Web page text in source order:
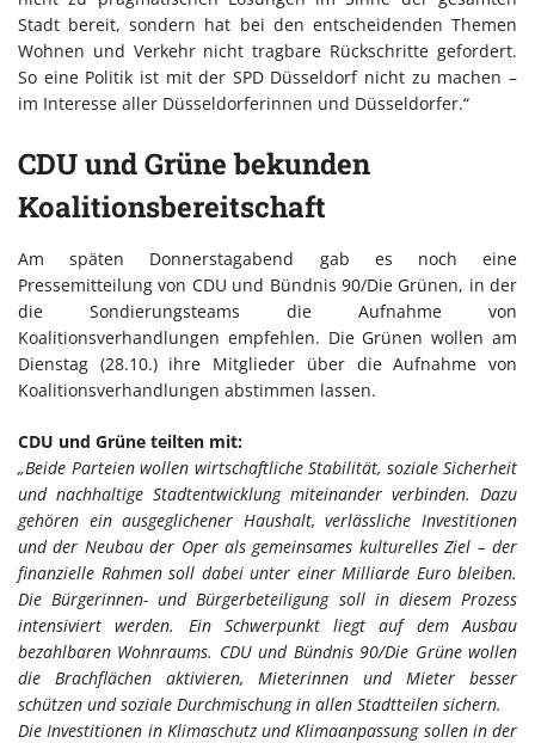
Stadt bereit, sondern hat bei den entscheidenden Themen
Wohnen und Verkehr nicht tragbare Rückschritte gefordert.
So eine Politik ist mit der SPD Düsseldorf nicht zu machen –
im Interesse aller Düsseldorferinnen und Düsseldorfer.“
CDU und Grüne bekunden
Koalitionsbereitschaft
Am späten Donnerstagabend gab es noch eine
Pressemitteilung von CDU und Bündnis 90/Die Grünen, in der
die Sondierungsteams die Aufnahme von
Koalitionsverhandlungen empfehlen. Die Grünen wollen am
Dienstag (28.10.) ihre Mitglieder über die Aufnahme von
Koalitionsverhandlungen abstimmen lassen.
CDU und Grüne teilten mit:
„Beide Parteien wollen wirtschaftliche Stabilität, soziale Sicherheit
und nachhaltige Stadtentwicklung miteinander verbinden. Dazu
gehören ein ausgeglichener Haushalt, verlässliche Investitionen
und der Neubau der Oper als gemeinsames kulturelles Ziel – der
finanzielle Rahmen soll dabei unter einer Milliarde Euro bleiben.
Die Bürgerinnen- und Bürgerbeteiligung soll in diesem Prozess
intensiviert werden. Ein Schwerpunkt liegt auf dem Ausbau
bezahlbaren Wohnraums. CDU und Bündnis 90/Die Grüne wollen
die Brachflächen aktivieren, Mieterinnen und Mieter besser
schützen und soziale Durchmischung in allen Stadtteilen sichern.
Die Investitionen in Klimaschutz und Klimaanpassung sollen in der